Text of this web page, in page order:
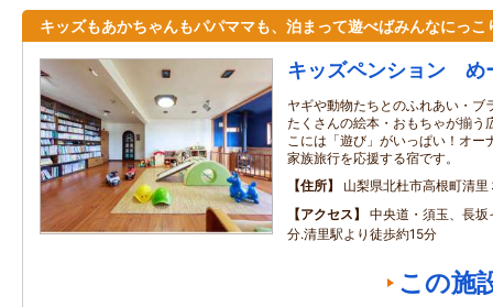
キッズもあかちゃんもパパママも、泊まって遊べばみんなにっこ
キッズペンション め
ヤギや動物たちとのふれあい・ブ
たくさんの絵本・おもちゃが揃う
こには「遊び」がいっぱい！オー
家族旅行を応援する宿です。
住所
山梨県北杜市高根町清
アクセス
中央道・須玉、長
分.清里駅より徒歩約15分
この施